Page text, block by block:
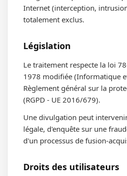
Internet (interception,
totalement exclus.
Législation
Le traitement respecte la loi
1978 modifiée (Informatique
Règlement général sur la
(RGPD - UE 2016/679).
Une divulgation peut
légale, d'enquête sur une
d'un processus de fusion-
Droits des utilisateurs